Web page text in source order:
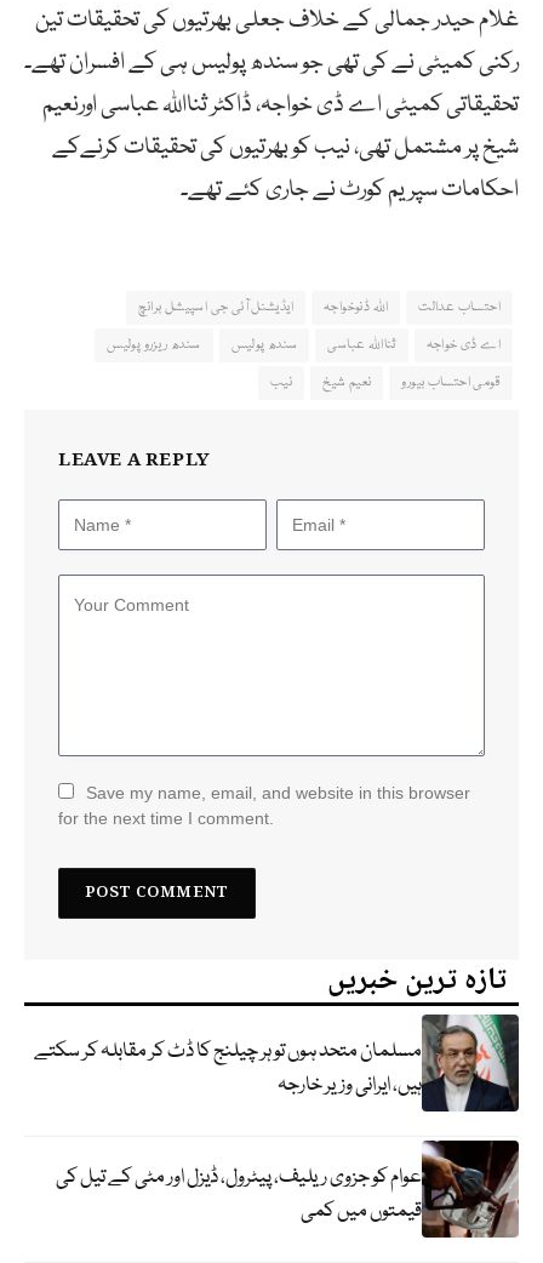
غلام حیدر جمالی کے خلاف جعلی بھرتیوں کی تحقیقات تین
رکنی کمیٹی نے کی تھی جو سندھ پولیس ہی کے افسران تھے۔
تحقیقاتی کمیٹی اے ڈی خواجہ، ڈاکٹر ثنااللہ عباسی اورنعیم
شیخ پر مشتمل تھی، نیب کو بھرتیوں کی تحقیقات کرنےکے
احکامات سپریم کورٹ نے جاری کئے تھے۔
احتساب عدالت اللہ ڈنوخواجہ
ایڈیشنل آئی جی اسپیشل برانچ
اے ڈی خواجہ
ثنااللہ عباسی سندھ پولیس
سندھ ریزرو پولیس
قومی احتساب بیورو
نعیم شیخ نیب
LEAVE A REPLY
Save my name, email, and website in this browser
for the next time I comment.
تازہ ترین خبریں
مسلمان متحد ہوں تو ہر چیلنج کا ڈٹ کر مقابلہ کر سکتے
ہیں، ایرانی وزیر خارجہ
عوام کو جزوی ریلیف، پیٹرول، ڈیزل اور مٹی کے تیل کی
قیمتوں میں کمی